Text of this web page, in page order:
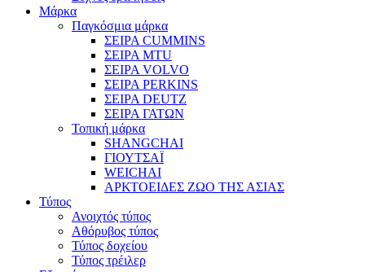
Μάρκα
Παγκόσμια μάρκα
ΣΕΙΡΑ CUMMINS
ΣΕΙΡΑ MTU
ΣΕΙΡΑ VOLVO
ΣΕΙΡΑ PERKINS
ΣΕΙΡΑ DEUTZ
ΣΕΙΡΑ ΓΑΤΩΝ
Τοπική μάρκα
SHANGCHAI
ΓΙΟΥΤΣΑΪ
WEICHAI
ΑΡΚΤΟΕΙΔΕΣ ΖΩΟ ΤΗΣ ΑΣΙΑΣ
Τύπος
Ανοιχτός τύπος
Αθόρυβος τύπος
Τύπος δοχείου
Τύπος τρέιλερ